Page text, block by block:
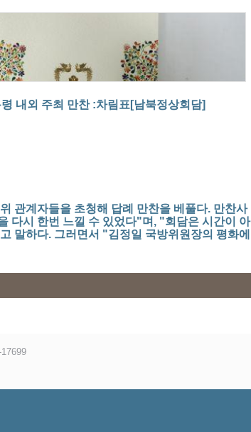
내외 주최 만찬 :차림표[남북정상회담]
관계자들을 초청해 답례 만찬을 베풀다. 만찬사
다시 한번 느낄 수 있었다"며, "회담은 시간이 아
말하다. 그러면서 "김정일 국방위원장의 평화에